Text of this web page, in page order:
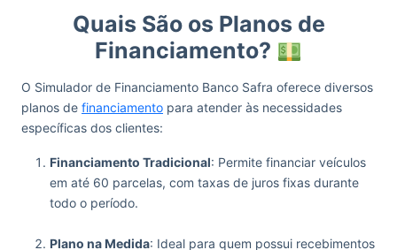
Quais São os Planos de
Financiamento?
O Simulador de Financiamento Banco Safra oferece diversos
planos de financiamento para atender às necessidades
específicas dos clientes:
Financiamento Tradicional: Permite financiar veículos
em até 60 parcelas, com taxas de juros fixas durante
todo o período.
Plano na Medida: Ideal para quem possui recebimentos